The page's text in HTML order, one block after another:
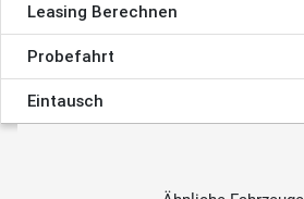
Leasing Berechnen
Probefahrt
Eintausch